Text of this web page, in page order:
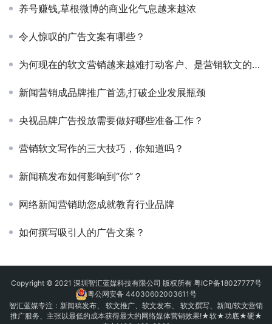
养号赚钱,草根微博的商业化气息越来越浓
令人惊叹的广告文案有哪些？
为何现在的软文营销越来越难打动客户、是营销软文的下滑、还是客户群体的挑剔？
新闻营销成品牌推广首选,打破企业发展瓶颈
央视品牌广告投放需要做好哪些准备工作？
营销软文写作的三大技巧，你知道吗？
新闻稿发布如何影响到“你”？
网络新闻营销助您成就教育行业品牌
如何撰写吸引人的广告文案？
Copyright © 2021 深圳智汇蓝媒科技有限公司 版权所有 粤ICP备18027777号
粤公网安备 44030602003611号
智汇蓝媒专注： 新闻稿发布、 软文推广、 软文发布、 软文撰写、新闻/软文营销
推广服务、主张以最低的成本获得最大的网络媒体营销效果!★软★功底★硬★